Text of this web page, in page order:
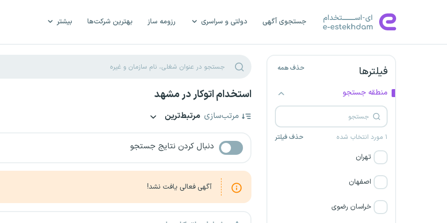
جستجوی آگهی دولتی و سراسری رزومه ساز بهترین شرکت‌ها بیشتر
فیلترها حذف همه
منطقه جستجو
۱ مورد انتخاب شده حذف فیلتر
تهران
اصفهان
خراسان رضوی
استخدام اتوکار در مشهد
مرتب‌سازی مرتبط‌ترین
دنبال کردن نتایج جستجو
آگهی فعالی یافت نشد!